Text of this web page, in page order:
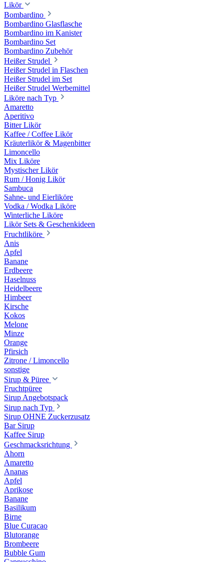
Likör
Bombardino
Bombardino Glasflasche
Bombardino im Kanister
Bombardino Set
Bombardino Zubehör
Heißer Strudel
Heißer Strudel in Flaschen
Heißer Strudel im Set
Heißer Strudel Werbemittel
Liköre nach Typ
Amaretto
Aperitivo
Bitter Likör
Kaffee / Coffee Likör
Kräuterlikör & Magenbitter
Limoncello
Mix Liköre
Mystischer Likör
Rum / Honig Likör
Sambuca
Sahne- und Eierliköre
Vodka / Wodka Liköre
Winterliche Liköre
Likör Sets & Geschenkideen
Fruchtliköre
Anis
Apfel
Banane
Erdbeere
Haselnuss
Heidelbeere
Himbeer
Kirsche
Kokos
Melone
Minze
Orange
Pfirsich
Zitrone / Limoncello
sonstige
Sirup & Püree
Fruchtpüree
Sirup Angebotspack
Sirup nach Typ
Sirup OHNE Zuckerzusatz
Bar Sirup
Kaffee Sirup
Geschmacksrichtung
Ahorn
Amaretto
Ananas
Apfel
Aprikose
Banane
Basilikum
Birne
Blue Curacao
Blutorange
Brombeere
Bubble Gum